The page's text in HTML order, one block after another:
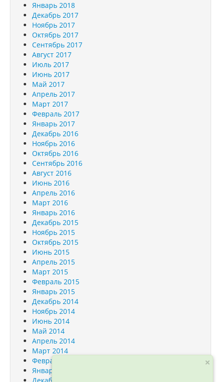
Январь 2018
Декабрь 2017
Ноябрь 2017
Октябрь 2017
Сентябрь 2017
Август 2017
Июль 2017
Июнь 2017
Май 2017
Апрель 2017
Март 2017
Февраль 2017
Январь 2017
Декабрь 2016
Ноябрь 2016
Октябрь 2016
Сентябрь 2016
Август 2016
Июнь 2016
Апрель 2016
Март 2016
Январь 2016
Декабрь 2015
Ноябрь 2015
Октябрь 2015
Июнь 2015
Апрель 2015
Март 2015
Февраль 2015
Январь 2015
Декабрь 2014
Ноябрь 2014
Июнь 2014
Май 2014
Апрель 2014
Март 2014
Февраль 2014
Январь 2014
×